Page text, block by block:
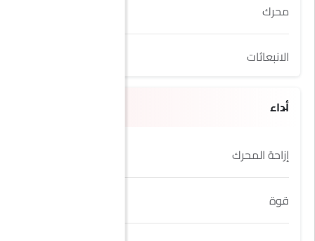
محرك
الانبعاثات
أداء
إزاحة المحرك
قوة